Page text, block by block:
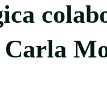
Carla